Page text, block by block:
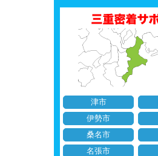
津市
伊勢市
桑名市
名張市